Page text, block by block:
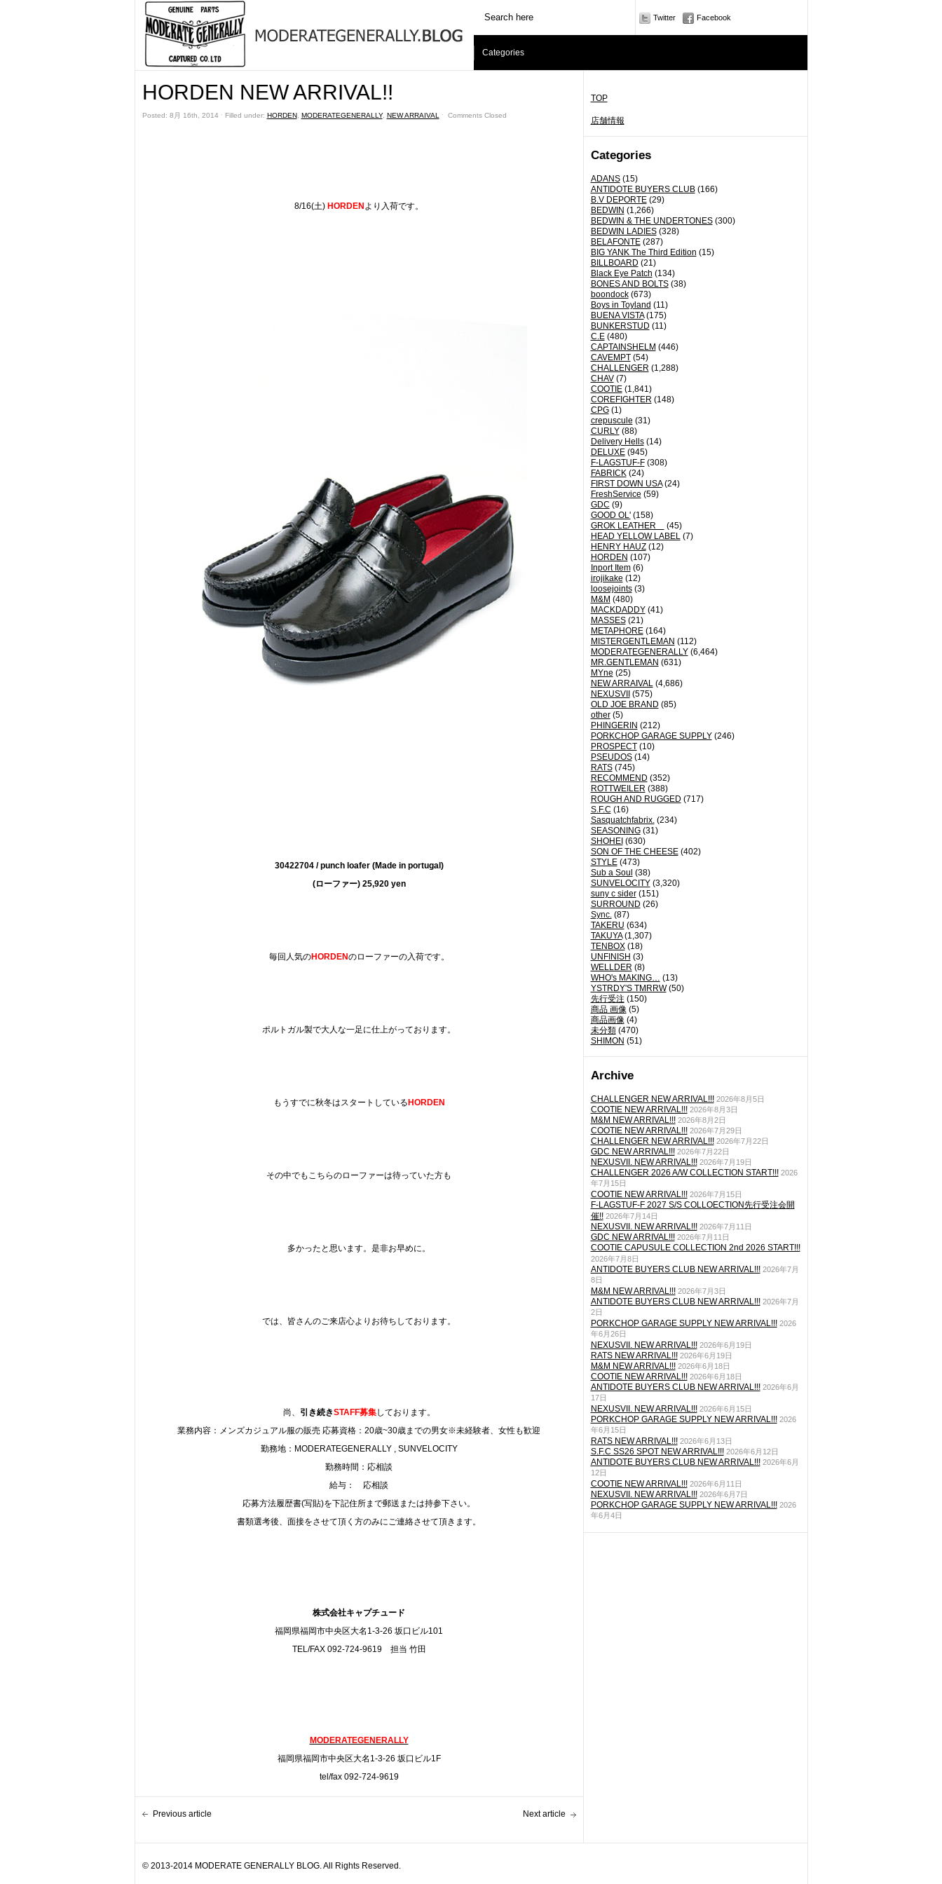
Twitter Facebook
Categories
TOP
店舗情報
Categories
ADANS(15)
ANTIDOTE BUYERS CLUB(166)
B.V DEPORTE(29)
BEDWIN (1,266)
BEDWIN & THE UNDERTONES(300)
BEDWIN LADIES(328)
BELAFONTE(287)
BIG YANK The Third Edition (15)
BILLBOARD (21)
Black Eye Patch (134)
BONES AND BOLTS(38)
boondock(673)
Boys in Toyland (11)
BUENA VISTA(175)
BUNKERSTUD (11)
C.E(480)
CAPTAINSHELM (446)
CAVEMPT(54)
CHALLENGER (1,288)
CHAV(7)
COOTIE(1,841)
COREFIGHTER (148)
CPG(1)
crepuscule (31)
CURLY(88)
Delivery Hells(14)
DELUXE(945)
F-LAGSTUF-F(308)
FABRICK(24)
FIRST DOWN USA(24)
FreshService (59)
GDC (9)
GOOD OL'(158)
GROK LEATHER
(45)
HEAD YELLOW LABEL(7)
HENRY HAUZ(12)
HORDEN (107)
Inport Item(6)
irojikake (12)
loosejoints(3)
M&M (480)
MACKDADDY(41)
MASSES(21)
METAPHORE(164)
MISTERGENTLEMAN (112)
MODERATEGENERALLY(6,464)
MR.GENTLEMAN (631)
MYne (25)
NEW ARRAIVAL(4,686)
NEXUSVII
(575)
OLD JOE BRAND (85)
other(5)
PHINGERIN (212)
PORKCHOP GARAGE SUPPLY(246)
PROSPECT(10)
PSEUDOS(14)
RATS(745)
RECOMMEND (352)
ROTTWEILER (388)
ROUGH AND RUGGED (717)
S.F.C (16)
Sasquatchfabrix.(234)
SEASONING(31)
SHOHEI (630)
SON OF THE CHEESE(402)
STYLE(473)
Sub a Soul (38)
SUNVELOCITY(3,320)
suny c sider(151)
SURROUND (26)
Sync.(87)
TAKERU (634)
TAKUYA(1,307)
TENBOX(18)
UNFINISH (3)
WELLDER (8)
WHO's MAKING… (13)
YSTRDY'S TMRRW(50)
先行受注 (150)
商品 画像(5)
商品画像(4)
未分類(470)
SHIMON (51)
Archive
CHALLENGER NEW ARRIVAL!!! 2026年8月5日
COOTIE NEW ARRIVAL!!! 2026年8月3日
M&M NEW ARRIVAL!!! 2026年8月2日
COOTIE NEW ARRIVAL!!! 2026年7月29日
CHALLENGER NEW ARRIVAL!!! 2026年7月22日
GDC NEW ARRIVAL!!! 2026年7月22日
NEXUSVII. NEW ARRIVAL!!! 2026年7月19日
CHALLENGER 2026 A/W COLLECTION START!!! 2026
年7月15日
COOTIE NEW ARRIVAL!!! 2026年7月15日
F-LAGSTUF-F 2027 S/S COLLOECTION先行受注会開
催!! 2026年7月14日
NEXUSVII. NEW ARRIVAL!!! 2026年7月11日
GDC NEW ARRIVAL!!! 2026年7月11日
COOTIE CAPUSULE COLLECTION 2nd 2026 START!!!
2026年7月8日
ANTIDOTE BUYERS CLUB NEW ARRIVAL!!! 2026年7月
8日
M&M NEW ARRIVAL!!! 2026年7月3日
ANTIDOTE BUYERS CLUB NEW ARRIVAL!!! 2026年7月
2日
PORKCHOP GARAGE SUPPLY NEW ARRIVAL!!! 2026
年6月26日
NEXUSVII. NEW ARRIVAL!!! 2026年6月19日
RATS NEW ARRIVAL!!! 2026年6月19日
M&M NEW ARRIVAL!!! 2026年6月18日
COOTIE NEW ARRIVAL!!! 2026年6月18日
ANTIDOTE BUYERS CLUB NEW ARRIVAL!!! 2026年6月
17日
NEXUSVII. NEW ARRIVAL!!! 2026年6月15日
PORKCHOP GARAGE SUPPLY NEW ARRIVAL!!! 2026
年6月15日
RATS NEW ARRIVAL!!! 2026年6月13日
S.F.C SS26 SPOT NEW ARRIVAL!!! 2026年6月12日
ANTIDOTE BUYERS CLUB NEW ARRIVAL!!! 2026年6月
12日
COOTIE NEW ARRIVAL!!! 2026年6月11日
NEXUSVII. NEW ARRIVAL!!! 2026年6月7日
PORKCHOP GARAGE SUPPLY NEW ARRIVAL!!! 2026
年6月4日
HORDEN NEW ARRIVAL!!
Posted: 8月 16th, 2014 ˑ Filled under: HORDEN, MODERATEGENERALLY, NEW ARRAIVAL ˑ Comments Closed
8/16(土) HORDEN より入荷です。
30422704 / punch loafer (Made in portugal)
(ローファー) 25,920 yen
毎回人気のHORDENのローファーの入荷です。
ポルトガル製で大人な一足に仕上がっております。
もうすでに秋冬はスタートしている HORDEN
その中でもこちらのローファーは待っていた方も
多かったと思います。是非お早めに。
では、皆さんのご来店心よりお待ちしております。
尚、 引き続きSTAFF募集しております。
業務内容：メンズカジュアル服の販売 応募資格：20歳~30歳までの男女※未経験者、女性も歓迎
勤務地：MODERATEGENERALLY , SUNVELOCITY
勤務時間：応相談
給与： 応相談
応募方法履歴書(写貼)を下記住所まで郵送または持参下さい。
書類選考後、面接をさせて頂く方のみにご連絡させて頂きます。
株式会社キャプチュード
福岡県福岡市中央区大名1-3-26 坂口ビル101
TEL/FAX 092-724-9619 担当 竹田
MODERATEGENERALLY
福岡県福岡市中央区大名1-3-26 坂口ビル1F
tel/fax 092-724-9619
Previous article Next article
© 2013-2014 MODERATE GENERALLY BLOG. All Rights Reserved.